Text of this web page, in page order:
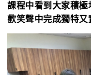
課程中看到大家積
歡笑聲中完成獨特又